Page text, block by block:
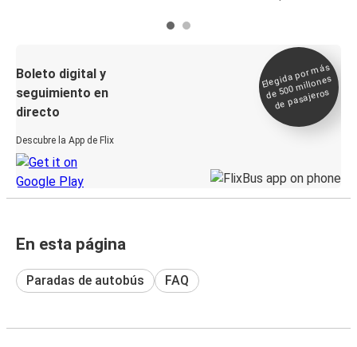
Boleto digital y
seguimiento en
directo
Descubre la App de Flix
Elegida por
más
de 500
millones
de pasajeros
En esta página
Paradas de autobús FAQ